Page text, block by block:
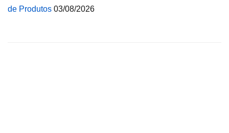
de Produtos 03/08/2026